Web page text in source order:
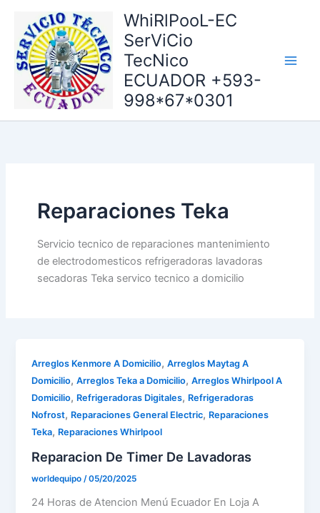
contenido
WhiRlPooL-EC
SerViCio
TecNico
ECUADOR +593-
998*67*0301
Reparaciones Teka
Servicio tecnico de reparaciones mantenimiento
de electrodomesticos refrigeradoras lavadoras
secadoras Teka servico tecnico a domicilio
Arreglos Kenmore A Domicilio,Arreglos Maytag A
Domicilio,Arreglos Teka a Domicilio,Arreglos Whirlpool A
Domicilio, Refrigeradoras Digitales, Refrigeradoras
Nofrost, Reparaciones General Electric, Reparaciones
Teka, Reparaciones Whirlpool
Reparacion De Timer De Lavadoras
worldequipo /05/20/2025
24 Horas de Atencion Menú Ecuador En Loja A